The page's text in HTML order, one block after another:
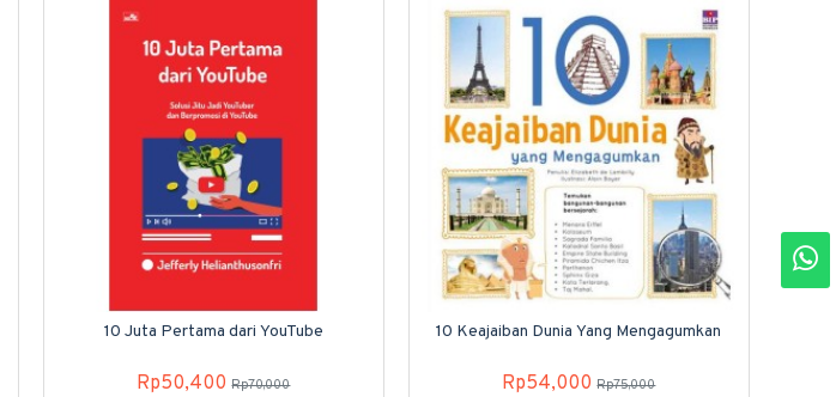
10 Juta Pertama dari YouTube
Rp50,400 Rp70,000
10 Keajaiban Dunia Yang Mengagumkan
Rp54,000 Rp75,000